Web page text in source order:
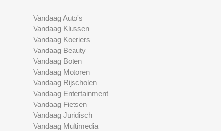
Vandaag Auto's
Vandaag Klussen
Vandaag Koeriers
Vandaag Beauty
Vandaag Boten
Vandaag Motoren
Vandaag Rijscholen
Vandaag Entertainment
Vandaag Fietsen
Vandaag Juridisch
Vandaag Multimedia